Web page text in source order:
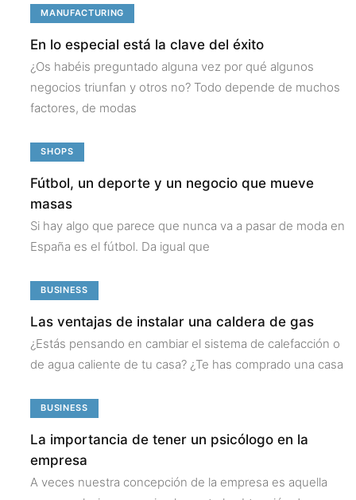
MANUFACTURING
En lo especial está la clave del éxito
¿Os habéis preguntado alguna vez por qué algunos
negocios triunfan y otros no? Todo depende de muchos
factores, de modas
SHOPS
Fútbol, un deporte y un negocio que mueve
masas
Si hay algo que parece que nunca va a pasar de moda en
España es el fútbol. Da igual que
BUSINESS
Las ventajas de instalar una caldera de gas
¿Estás pensando en cambiar el sistema de calefacción o
de agua caliente de tu casa? ¿Te has comprado una casa
BUSINESS
La importancia de tener un psicólogo en la
empresa
A veces nuestra concepción de la empresa es aquella